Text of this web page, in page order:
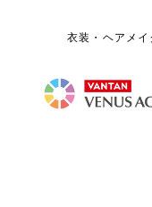
衣装・ヘアメイ